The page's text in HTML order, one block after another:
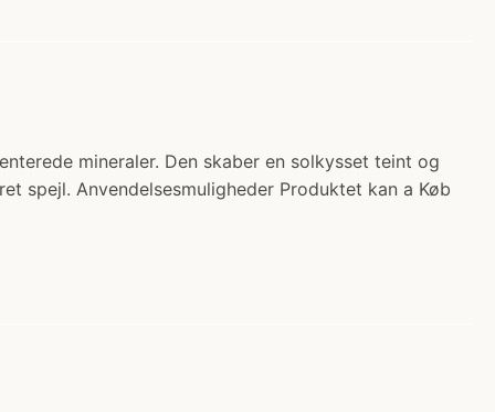
mineraler. Den skaber en solkysset teint og
spejl. Anvendelsesmuligheder Produktet kan a Køb